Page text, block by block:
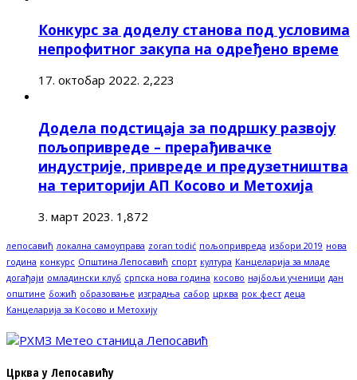
Конкурс за доделу станова под условима
непрофитног закупа на одређено време
17. октобар 2022. 2,223
Додела подстицаја за подршку развоју
пољопривреде – прерађивачке
индустрије, привреде и предузетништва
на територији АП Косово и Метохија
3. март 2023. 1,872
лепосавић локална самоуправа zoran todić пољопривреда избори 2019 нова
година конкурс Општина Лепосавић спорт култура Канцеларија за младе
догађаји омладински клуб српска нова година косово најбољи ученици дан
општине божић образовање изградња сабор црква рок фест деца
Канцеларија за Косово и Метохију
Црква у Лепосавићу